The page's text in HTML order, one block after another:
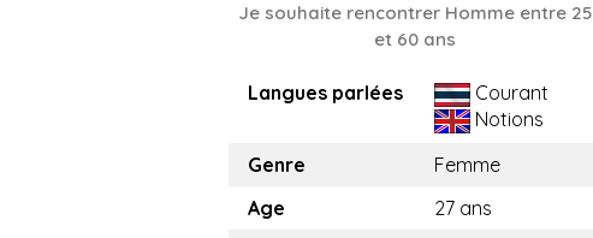
Je souhaite rencontrer Homme entre 25
et 60 ans
Langues parlées
Courant
Notions
Genre
Femme
Age
27 ans